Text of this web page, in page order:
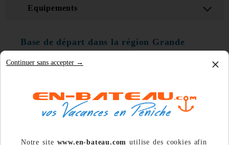
Equipements
Base de départ dans la région Grande
×
Continuer sans accepter →
Notre site www.en-bateau.com utilise des cookies afin